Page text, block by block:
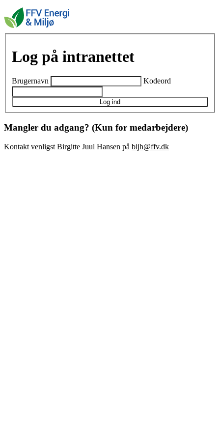
Log på intranettet
Brugernavn Kodeord
Log ind
Mangler du adgang? (Kun for medarbejdere)
Kontakt venligst Birgitte Juul Hansen på bijh@ffv.dk